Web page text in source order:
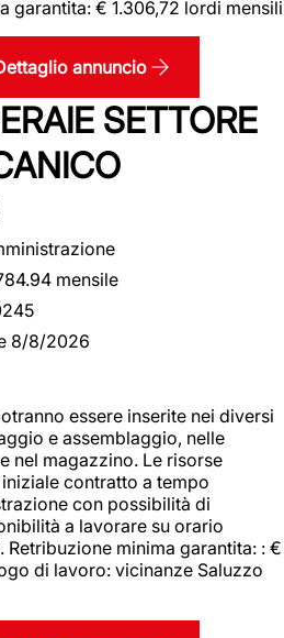
garantita: € 1.306,72 lordi mensili
annuncio
SETTORE
mensile
8/8/2026
essere inserite nei diversi
e assemblaggio, nelle
nel magazzino. Le risorse
contratto a tempo
con possibilità di
a lavorare su orario
minima garantita: : €
di lavoro: vicinanze Saluzzo